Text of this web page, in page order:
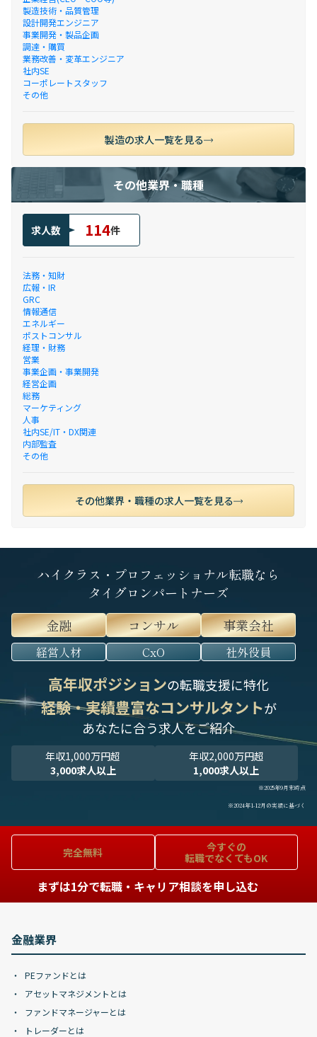
製造技術・品質管理
設計開発エンジニア
事業開発・製品企画
調達・購買
業務改善・変革エンジニア
社内SE
コーポレートスタッフ
その他
製造の求人一覧を見る
その他業界・職種
求人数 114件
法務・知財
広報・IR
GRC
情報通信
エネルギー
ポストコンサル
経理・財務
営業
事業企画・事業開発
経営企画
総務
マーケティング
人事
社内SE/IT・DX関連
内部監査
その他
その他業界・職種の求人一覧を見る
ハイクラス・プロフェッショナル転職なら
タイグロンパートナーズ
金融
コンサル 事業会社
経営人材 CxO 社外役員
高年収ポジションの転職支援に特化
経験・実績豊富なコンサルタントが
あなたに合う求人をご紹介
年収1,000万円超
3,000求人以上
年収2,000万円超
1,000求人以上
※2025年9月末時点
※2024年1-12月の実績に基づく
完全無料
今すぐの
転職でなくてもOK
まずは1分で転職・キャリア相談を申し込む
金融業界
PEファンドとは
アセットマネジメントとは
ファンドマネージャーとは
トレーダーとは